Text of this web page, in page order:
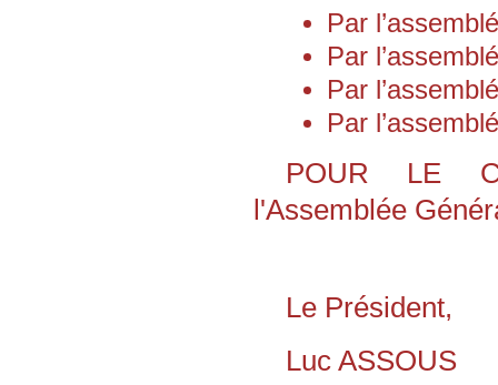
Par
Par
Par
Par
POUR LE
l'Assemblée
Le Président,
Luc ASSOUS